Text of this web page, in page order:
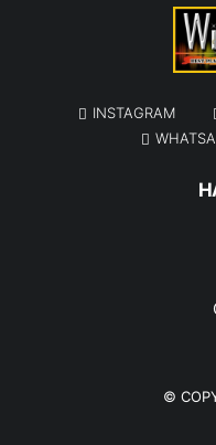
INSTAGRAM
©